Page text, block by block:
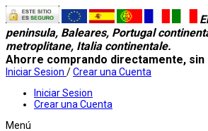
peninsula, Baleares, Portugal
metroplitane, Italia continentale.
Ahorre comprando directamente,
Iniciar Sesion /Crear una Cuenta
Iniciar Sesion
Crear una Cuenta
Menú